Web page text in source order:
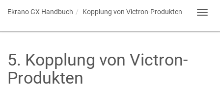
Ekrano GX Handbuch Kopplung von Victron-Produkten
5. Kopplung von Victron-
Produkten